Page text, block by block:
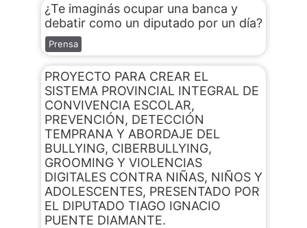
¿Te imaginás ocupar una banca y
debatir como un diputado por un día?
Prensa
PROYECTO PARA CREAR EL
SISTEMA PROVINCIAL INTEGRAL DE
CONVIVENCIA ESCOLAR,
PREVENCIÓN, DETECCIÓN
TEMPRANA Y ABORDAJE DEL
BULLYING, CIBERBULLYING,
GROOMING Y VIOLENCIAS
DIGITALES CONTRA NIÑAS, NIÑOS Y
ADOLESCENTES, PRESENTADO POR
EL DIPUTADO TIAGO IGNACIO
PUENTE DIAMANTE.